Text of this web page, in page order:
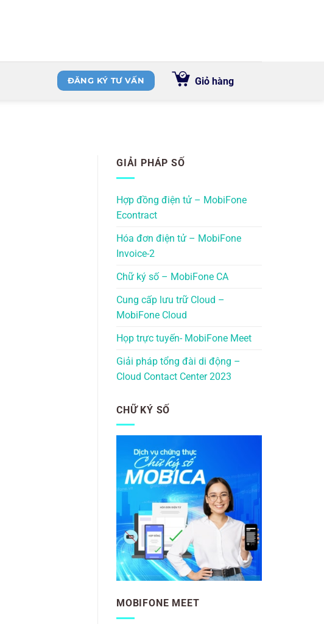
ĐĂNG KÝ TƯ VẤN Giỏ hàng
GIẢI PHÁP SỐ
Hợp đồng điện tử – MobiFone
Econtract
Hóa đơn điện tử – MobiFone
Invoice-2
Chữ ký số – MobiFone CA
Cung cấp lưu trữ Cloud –
MobiFone Cloud
Họp trực tuyến- MobiFone Meet
Giải pháp tổng đài di động –
Cloud Contact Center 2023
CHỮ KÝ SỐ
MOBIFONE MEET